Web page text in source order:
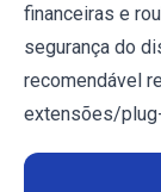
financeiras e
segurança do
recomendável
extensões/